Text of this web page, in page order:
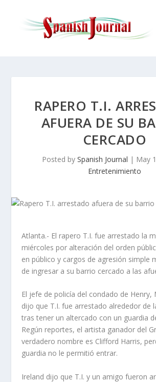
RAPERO T.I.
AFUERA DE SU
CERCADO
Posted by Spanish Journal | May
Entretenimiento
Atlanta.- El rapero T.I. fue arrestado la
miércoles por alteración del orden
en público y cargos de agresión simple
de ingresar a su barrio cercado a las
El jefe de policía del condado de Henry,
dijo que T.I. fue arrestado alrededor de
tras tener un altercado con un guardia
Regún reportes, el artista ganador del
verdadero nombre es Clifford Harris,
guardia no le permitió entrar.
Ireland dijo que T.I. y un amigo fueron